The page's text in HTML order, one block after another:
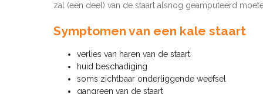
zal (een deel) van de staart alsnog geamputeerd
Symptomen van een kale staart
verlies van haren van de staart
huid beschadiging
soms zichtbaar onderliggende weefsel
gangreen van de staart